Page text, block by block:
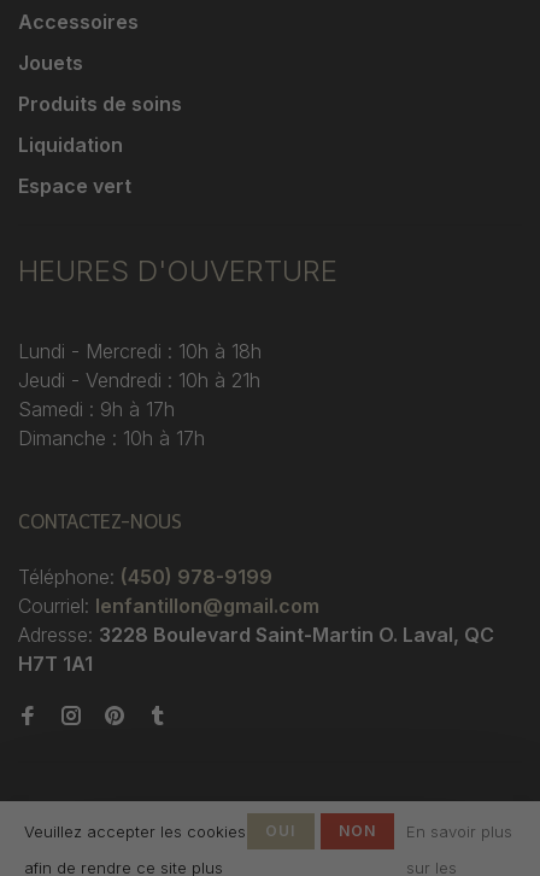
Accessoires
Jouets
Produits de soins
Liquidation
Espace vert
HEURES D'OUVERTURE
Lundi - Mercredi : 10h à 18h
Jeudi - Vendredi : 10h à 21h
Samedi : 9h à 17h
Dimanche : 10h à 17h
CONTACTEZ-NOUS
Téléphone: (450) 978-9199
Courriel: lenfantillon@gmail.com
Adresse: 3228 Boulevard Saint-Martin O. Laval, QC
H7T 1A1
Veuillez accepter les cookies
afin de rendre ce site plus
OUI NON
En savoir plus
sur les